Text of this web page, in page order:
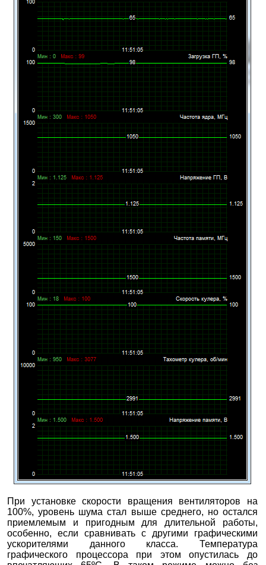
При установке скорости вращения вентиляторов на
100%, уровень шума стал выше среднего, но остался
приемлемым и пригодным для длительной работы,
особенно, если сравнивать с другими графическими
ускорителями данного класса. Температура
графического процессора при этом опустилась до